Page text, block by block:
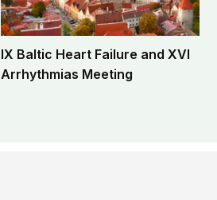
IX Baltic Heart Failure and XVI
Arrhythmias Meeting